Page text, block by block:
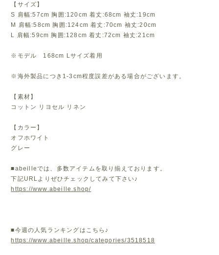
【サイズ】
S 肩幅:57cm 胸囲:120cm 着丈:68cm 袖丈:19cm
M 肩幅:58cm 胸囲:124cm 着丈:70cm 袖丈:20cm
L 肩幅:59cm 胸囲:128cm 着丈:72cm 袖丈:21cm
※モデル 168cm Lサイズ着用
※海外製品につき1-3cm程度誤差がある場合がございます。
【素材】
コットン リヨセル リネン
【カラー】
オフホワイト
グレー
■abeilleでは、多数アイテムを取り揃えております。
下記URLよりぜひチェックしてみて下さい♪
https://www.abeille.shop/
■今週の人気ランキングはこちら♪
https://www.abeille.shop/categories/3518518